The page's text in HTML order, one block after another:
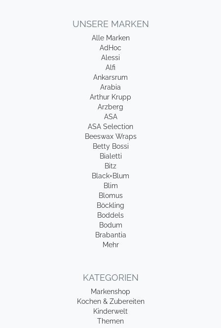
UNSERE MARKEN
Alle Marken
AdHoc
Alessi
Alfi
Ankarsrum
Arabia
Arthur Krupp
Arzberg
ASA
ASA Selection
Beeswax Wraps
Betty Bossi
Bialetti
Bitz
Black+Blum
Blim
Blomus
Böckling
Boddels
Bodum
Brabantia
Mehr
KATEGORIEN
Markenshop
Kochen & Zubereiten
Kinderwelt
Themen